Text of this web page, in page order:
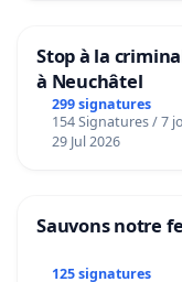
Stop à la
à Neuchâtel
299 signatures
154 Signatures / 7
29 Jul 2026
Sauvons notre
125 signatures